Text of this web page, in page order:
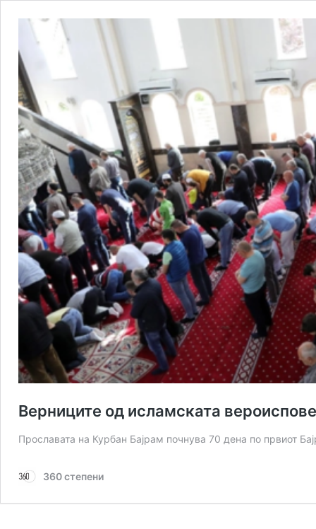
Верниците од исламската
Прославата на Курбан Бајрам почнува 70 дена по првиот
360 степени